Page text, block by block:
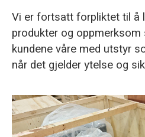
Vi er fortsatt forpliktet til å
produkter og
kundene våre med utstyr
når det gjelder ytelse og